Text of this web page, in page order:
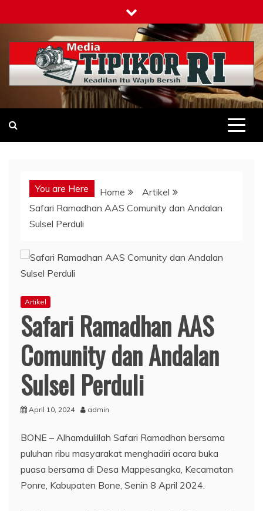
to
content
Tipikor-ri-online.my.id
Keadilan Itu Wajib Bersih
You are Here Home
Artikel
Safari Ramadhan AAS Comunity dan Andalan
Sulsel Perduli
Artikel
Safari Ramadhan AAS
Comunity dan Andalan
Sulsel Perduli
April 10, 2024 admin
BONE – Alhamdulillah Safari Ramadhan bersama
puluhan ribu masyarakat menghadiri acara buka
puasa bersama di Desa Mappesangka, Kecamatan
Ponre, Kabupaten Bone, Senin 8 April 2024.